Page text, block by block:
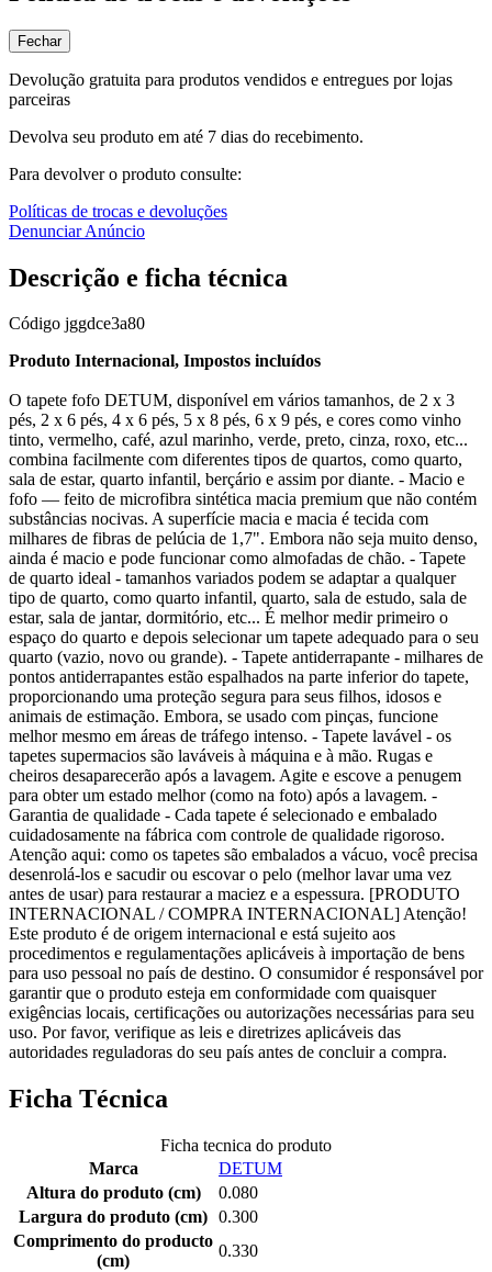
Fechar
Devolução gratuita para produtos vendidos e entregues por lojas
parceiras
Devolva seu produto em até 7 dias do recebimento.
Para devolver o produto consulte:
Políticas de trocas e devoluções
Denunciar Anúncio
Descrição e ficha técnica
Código jggdce3a80
Produto Internacional, Impostos incluídos
O tapete fofo DETUM, disponível em vários tamanhos, de 2 x 3
pés, 2 x 6 pés, 4 x 6 pés, 5 x 8 pés, 6 x 9 pés, e cores como vinho
tinto, vermelho, café, azul marinho, verde, preto, cinza, roxo, etc...
combina facilmente com diferentes tipos de quartos, como quarto,
sala de estar, quarto infantil, berçário e assim por diante. - Macio e
fofo — feito de microfibra sintética macia premium que não contém
substâncias nocivas. A superfície macia e macia é tecida com
milhares de fibras de pelúcia de 1,7". Embora não seja muito denso,
ainda é macio e pode funcionar como almofadas de chão. - Tapete
de quarto ideal - tamanhos variados podem se adaptar a qualquer
tipo de quarto, como quarto infantil, quarto, sala de estudo, sala de
estar, sala de jantar, dormitório, etc... É melhor medir primeiro o
espaço do quarto e depois selecionar um tapete adequado para o seu
quarto (vazio, novo ou grande). - Tapete antiderrapante - milhares de
pontos antiderrapantes estão espalhados na parte inferior do tapete,
proporcionando uma proteção segura para seus filhos, idosos e
animais de estimação. Embora, se usado com pinças, funcione
melhor mesmo em áreas de tráfego intenso. - Tapete lavável - os
tapetes supermacios são laváveis à máquina e à mão. Rugas e
cheiros desaparecerão após a lavagem. Agite e escove a penugem
para obter um estado melhor (como na foto) após a lavagem. -
Garantia de qualidade - Cada tapete é selecionado e embalado
cuidadosamente na fábrica com controle de qualidade rigoroso.
Atenção aqui: como os tapetes são embalados a vácuo, você precisa
desenrolá-los e sacudir ou escovar o pelo (melhor lavar uma vez
antes de usar) para restaurar a maciez e a espessura. [PRODUTO
INTERNACIONAL / COMPRA INTERNACIONAL] Atenção!
Este produto é de origem internacional e está sujeito aos
procedimentos e regulamentações aplicáveis à importação de bens
para uso pessoal no país de destino. O consumidor é responsável por
garantir que o produto esteja em conformidade com quaisquer
exigências locais, certificações ou autorizações necessárias para seu
uso. Por favor, verifique as leis e diretrizes aplicáveis das
autoridades reguladoras do seu país antes de concluir a compra.
Ficha Técnica
Ficha tecnica do produto
Marca
DETUM
Altura do produto (cm)
0.080
Largura do produto (cm) 0.300
Comprimento do producto
(cm)
0.330